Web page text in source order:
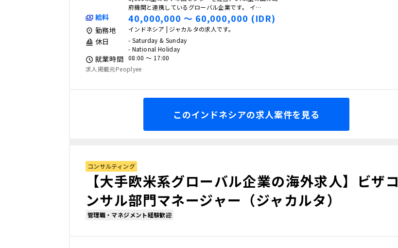
府機関と連携しているグローバル企業です。 イ…
給料 40,000,000 〜 60,000,000 (IDR)
勤務地 インドネシア | ジャカルタの求人です。
休日
- Saturday & Sunday
- National Holiday
就業時間 08:00 〜 17:00
求人掲載元Peoplyee
このインドネシアの求人案件を見る
コンサルティング
【大手欧米系グローバル企業の海外求人】ビザコ
ンサル部門マネージャー（ジャカルタ）
管理職・マネジメント経験歓迎